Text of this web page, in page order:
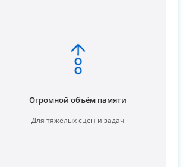
Огромной объём памяти
Для тяжёлых сцен и задач